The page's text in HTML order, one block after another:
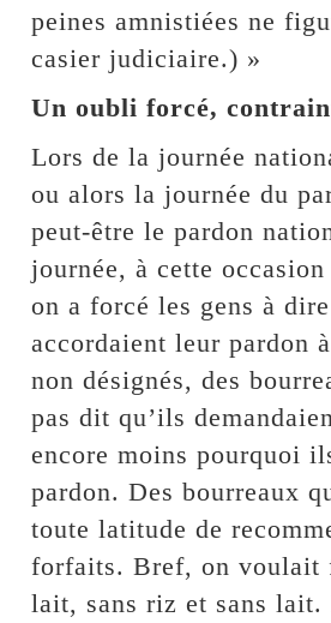
peines amnistiées ne
casier judiciaire.) »
Un oubli forcé,
Lors de la journée
ou alors la journée du
peut-être le pardon
journée, à cette
on a forcé les gens à
accordaient leur pardon
non désignés, des
pas dit qu’ils
encore moins pourquoi
pardon. Des bourreaux
toute latitude de
forfaits. Bref, on voulait
lait, sans riz et sans lait.